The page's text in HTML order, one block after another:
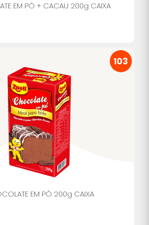
EM PÓ + CACAU 200g CAIXA
103
EM PÓ 200g CAIXA